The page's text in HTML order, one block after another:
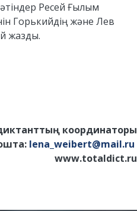
Ресей Ғылым
Горькийдің және Лев
жазды.
координаторы
lena_weibert@mail.ru
www.totaldict.ru